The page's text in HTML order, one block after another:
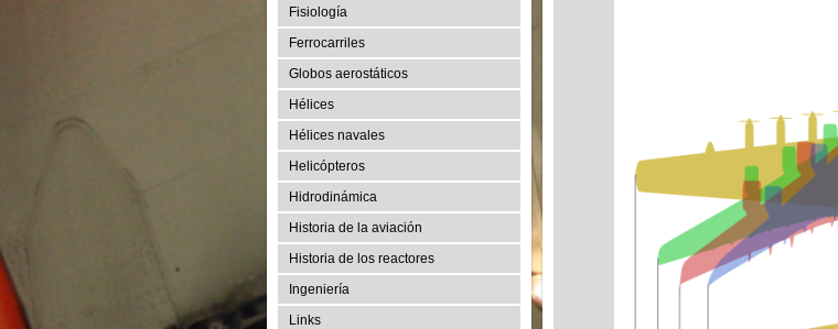
Fisiología
Ferrocarriles
Globos aerostáticos
Hélices
Hélices navales
Helicópteros
Hidrodinámica
Historia de la aviación
Historia de los reactores
Ingeniería
Links